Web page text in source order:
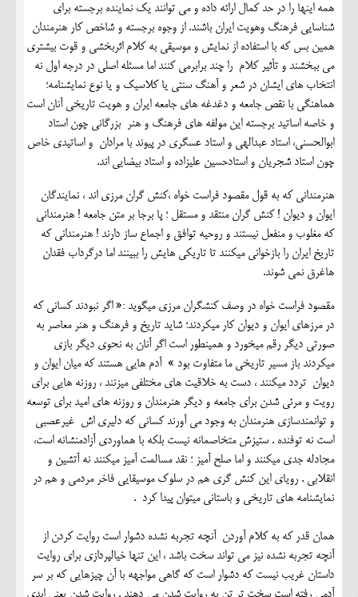
همه اینها را در حد کمال ارائه داده و می توانند یک نماینده برجسته برای
شناسایی فرهنگ وهویت ایران باشند. از وجوه برجسته و شاخص کار هنرمندان
همین بس که با استفاده از نمایش و موسیقی به کلام اثربخشی و قوت بیشتری
می ببخشند و تأثیر کلام را چند برابرمی کنند اما مسئله اصلی در درجه اول نه
انتخاب های ایشان در شعر و آهنگ سنتی یا کلاسیک و یا نوع نمایشنامه؛
هماهنگی با نقص جامعه و دغدغه های جامعه ایران و هویت تاریخی آنان است
و خاصه اساتید برجسته این مولفه های فرهنگ و هنر بزرگانی چون استاد
ابوالحسنی، استاد عبدالهی و استاد عسگری در پیوند با مرادان و اساتیدی خاص
چون استاد شجریان و استادحسین علیزاده و استاد بیضایی اند.
هنرمندانی که به قول مقصود فراست خواه ،کنش گران مرزی اند ، نمایندگان
ایوان و دیوان ! کنش گران منتقد و مستقل ؛ پا برجا بر متن جامعه ! هنرمندانی
که مغلوب و منفعل نیستند و روحیه توافق و اجماع ساز دارند ! هنرمندانی که
تاریخ ایران را بازخوانی میکنند تا تاریکی هایش را ببینند اما درگرداب فقدان
هاغرق نمی شوند.
مقصود فراست خواه در وصف کنشگران مرزی میگوید :« اگر نبودند کسانی که
در مرزهای ایوان و دیوان کار میکردند؛ شاید تاریخ و فرهنگ و هنر معاصر به
صورتی دیگر رقم میخورد و همینطور است اگر آنان به نحوی دیگر بازی
میکردند باز مسیر تاریخی ما متفاوت بود » آدم هایی هستند که میان ایوان و
دیوان تردد میکنند ، دست به خلاقیت های مختلفی میزنند ، روزنه هایی برای
رویت و مرئی شدن برای جامعه و دیگر هنرمندان و روزنه های امید برای توسعه
و توانمندسازی هنرمندان به وجود می آورند کسانی که دلیری اش غیرعصبی
است نه توفنده . ستیزش متخاصمانه نیست بلکه با هماوردی آزادمنشانه است،
مجادله جدی میکنند و اما صلح آمیز ؛ نقد مسالمت آمیز میکنند نه آتشین و
انقلابی . رویای این کنش گری هم در سلوک موسیقایی فاخر مردمی و هم در
نمایشنامه های تاریخی و باستانی میتوان پیدا کرد .
همان قدر که به کلام آوردن آنچه تجربه نشده دشوار است روایت کردن از
آنچه تجربه نشده نیز می تواند سخت باشد ، این تنها خیالپردازی برای روایت
داستان غریب نیست که دشوار است که گاهی مواجهه با آن چیزهایی که بر سر